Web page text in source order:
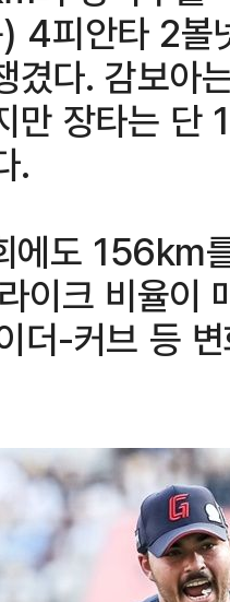
4피안타 2볼
겼다. 감보아
만 장타는 단
.
에도 156km
이크 비율이
더-커브 등